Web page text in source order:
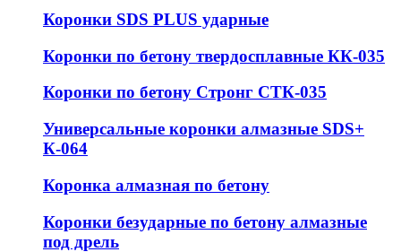
Коронки SDS PLUS ударные
Коронки по бетону твердосплавные КК-035
Коронки по бетону Стронг СТК-035
Универсальные коронки алмазные SDS+
К-064
Коронка алмазная по бетону
Коронки безударные по бетону алмазные
под дрель